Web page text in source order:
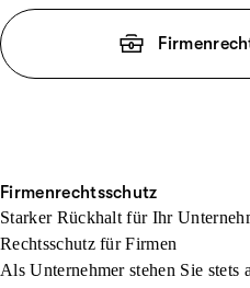
Firmenrechtsschutz
Starker Rückhalt für Ihr
Rechtsschutz für Firmen
Als Unternehmer stehen Sie stets